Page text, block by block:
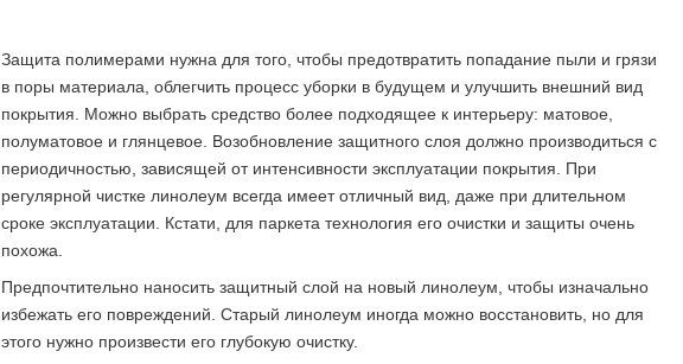
Защита полимерами нужна для того, чтобы предотвратить попадание пыли и грязи
в поры материала, облегчить процесс уборки в будущем и улучшить внешний вид
покрытия. Можно выбрать средство более подходящее к интерьеру: матовое,
полуматовое и глянцевое. Возобновление защитного слоя должно производиться с
периодичностью, зависящей от интенсивности эксплуатации покрытия. При
регулярной чистке линолеум всегда имеет отличный вид, даже при длительном
сроке эксплуатации. Кстати, для паркета технология его очистки и защиты очень
похожа.
Предпочтительно наносить защитный слой на новый линолеум, чтобы изначально
избежать его повреждений. Старый линолеум иногда можно восстановить, но для
этого нужно произвести его глубокую очистку.